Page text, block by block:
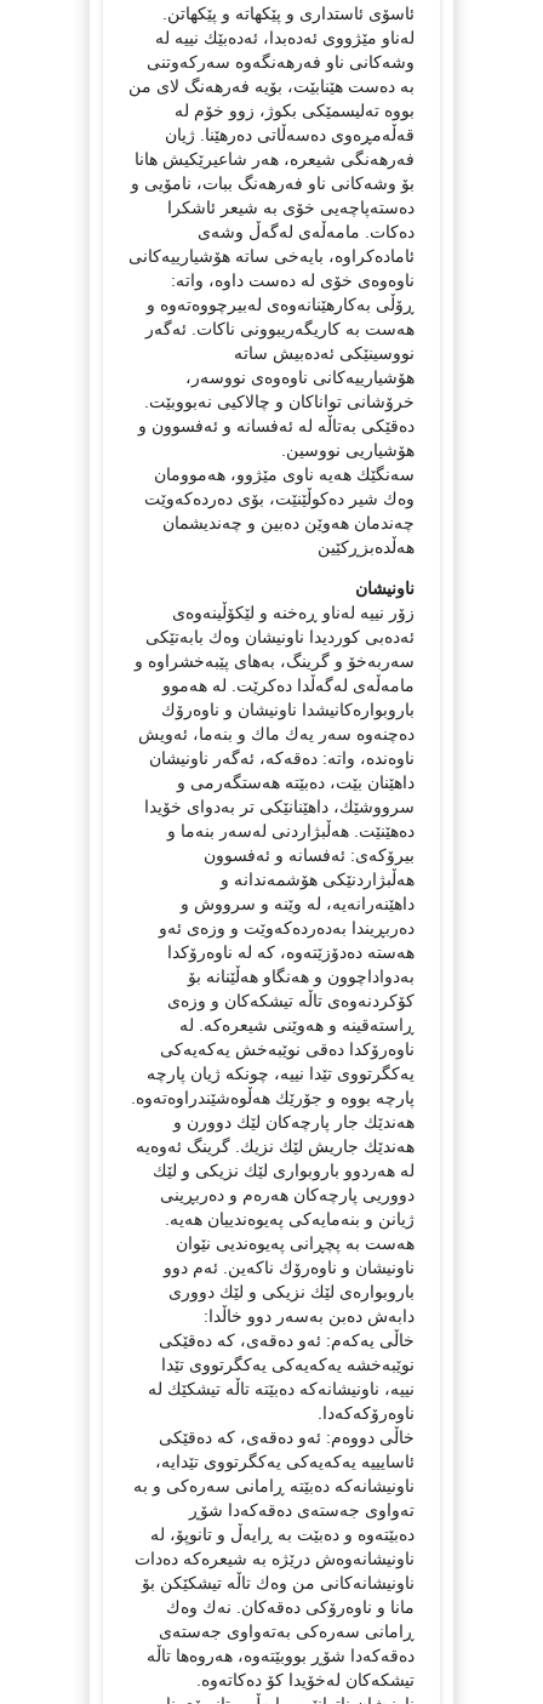
ئاسۆی ئاستداری و پێكهاتە و پێكهاتن.
لەناو مێژووی ئەدەبدا، ئەدەبێك نییە لە
وشەكانی ناو فەرهەنگەوە سەركەوتنی
بە دەست هێنابێت، بۆیە فەرهەنگ لای من
بووە تەلیسمێكی بكوژ، زوو خۆم لە
قەڵەمڕەوی دەسەڵاتی دەرهێنا. ژیان
فەرهەنگی شیعرە، هەر شاعیرێكیش هانا
بۆ وشەكانی ناو فەرهەنگ ببات، نامۆیی و
دەستەپاچەیی خۆی بە شیعر ئاشكرا
دەكات. مامەڵەی لەگەڵ وشەی
ئامادەكراوە، بایەخی ساتە هۆشیارییەكانی
ناوەوەی خۆی لە دەست داوە، واتە:
ڕۆڵی بەكارهێنانەوەی لەبیرچووەتەوە و
هەست بە كاریگەریبوونی ناكات. ئەگەر
نووسینێكی ئەدەبیش ساتە
هۆشیارییەكانی ناوەوەی نووسەر،
خرۆشانی تواناكان و چالاكیی نەبووبێت.
دەقێكی بەتاڵە لە ئەفسانە و ئەفسوون و
هۆشیاریی نووسین.
سەنگێك هەیە ناوی مێژوو، هەموومان
وەك شیر دەكوڵێنێت، بۆی دەردەكەوێت
چەندمان هەوێن دەبین و چەندیشمان
هەڵدەبزڕكێین
ناونیشان
زۆر نییە لەناو ڕەخنە و لێكۆڵینەوەی
ئەدەبی كوردیدا ناونیشان وەك بابەتێكی
سەربەخۆ و گرینگ، بەهای پێبەخشراوە و
مامەڵەی لەگەڵدا دەكرێت. لە هەموو
باروبوارەكانیشدا ناونیشان و ناوەرۆك
دەچنەوە سەر یەك ماك و بنەما، ئەویش
ناوەندە، واتە: دەقەكە، ئەگەر ناونیشان
داهێنان بێت، دەبێتە هەستگەرمی و
سرووشێك، داهێنانێكی تر بەدوای خۆیدا
دەهێنێت. هەڵبژاردنی لەسەر بنەما و
بیرۆكەی: ئەفسانە و ئەفسوون
هەڵبژاردنێكی هۆشمەندانە و
داهێنەرانەیە، لە وێنە و سرووش و
دەربڕیندا بەدەردەكەوێت و وزەی ئەو
هەستە دەدۆزێتەوە، كە لە ناوەرۆكدا
بەدواداچوون و هەنگاو هەڵێنانە بۆ
كۆكردنەوەی تاڵە تیشكەكان و وزەی
ڕاستەقینە و هەوێنی شیعرەكە. لە
ناوەرۆكدا دەقی نوێبەخش یەكەیەكی
یەكگرتووی تێدا نییە، چونكە ژیان پارچە
پارچە بووە و جۆرێك هەڵوەشێندراوەتەوە.
هەندێك جار پارچەكان لێك دوورن و
هەندێك جاریش لێك نزیك. گرینگ ئەوەیە
لە هەردوو باروبواری لێك نزیكی و لێك
دووریی پارچەكان هەرەم و دەربڕینی
ژیانن و بنەمایەكی پەیوەندییان هەیە.
هەست بە پچڕانی پەیوەندیی نێوان
ناونیشان و ناوەرۆك ناكەین. ئەم دوو
باروبوارەی لێك نزیكی و لێك دووری
دابەش دەبن بەسەر دوو خاڵدا:
خاڵی یەكەم: ئەو دەقەی، كە دەقێكی
نوێبەخشە یەكەیەكی یەكگرتووی تێدا
نییە، ناونیشانەكە دەبێتە تاڵە تیشكێك لە
ناوەرۆكەكەدا.
خاڵی دووەم: ئەو دەقەی، كە دەقێكی
ئاسایییە یەكەیەكی یەكگرتووی تێدایە،
ناونیشانەكە دەبێتە ڕامانی سەرەكی و بە
تەواوی جەستەی دەقەكەدا شۆڕ
دەبێتەوە و دەبێت بە ڕایەڵ و تانوپۆ، لە
ناونیشانەوەش درێژە بە شیعرەكە دەدات
ناونیشانەكانی من وەك تاڵە تیشكێكن بۆ
مانا و ناوەرۆكی دەقەكان. نەك وەك
ڕامانی سەرەكی بەتەواوی جەستەی
دەقەكەدا شۆڕ بووبێتەوە، هەروەها تاڵە
تیشكەكان لەخۆیدا كۆ دەكاتەوە.